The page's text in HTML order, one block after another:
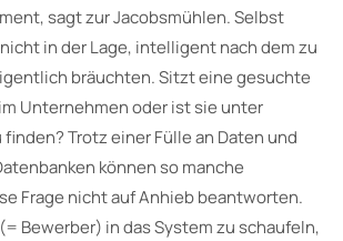
sagt zur Jacobsmühlen. Selbst
in der Lage, intelligent nach dem zu
bräuchten. Sitzt eine gesuchte
Unternehmen oder ist sie unter
Trotz einer Fülle an Daten und
können so manche
Frage nicht auf Anhieb beantworten.
Bewerber) in das System zu schaufeln,